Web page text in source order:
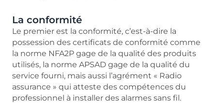
La conformité
Le premier est la conformité, c’est-à-dire la
possession des certificats de conformité comme
la norme NFA2P gage de la qualité des produits
utilisés, la norme APSAD gage de la qualité du
service fourni, mais aussi l’agrément « Radio
assurance » qui atteste des compétences du
professionnel à installer des alarmes sans fil.